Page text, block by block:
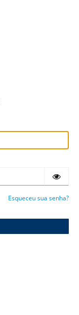
Esqueceu sua senha?